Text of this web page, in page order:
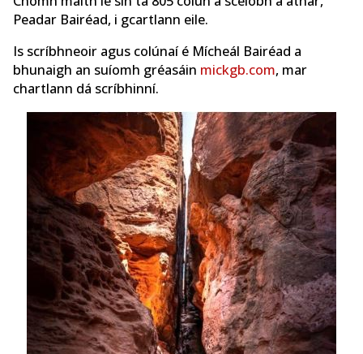
Peadar Bairéad, i gcartlann eile.
Is scríbhneoir agus colúnaí é Mícheál Bairéad a
bhunaigh an suíomh gréasáin mickgb.com, mar
chartlann dá scríbhinní.